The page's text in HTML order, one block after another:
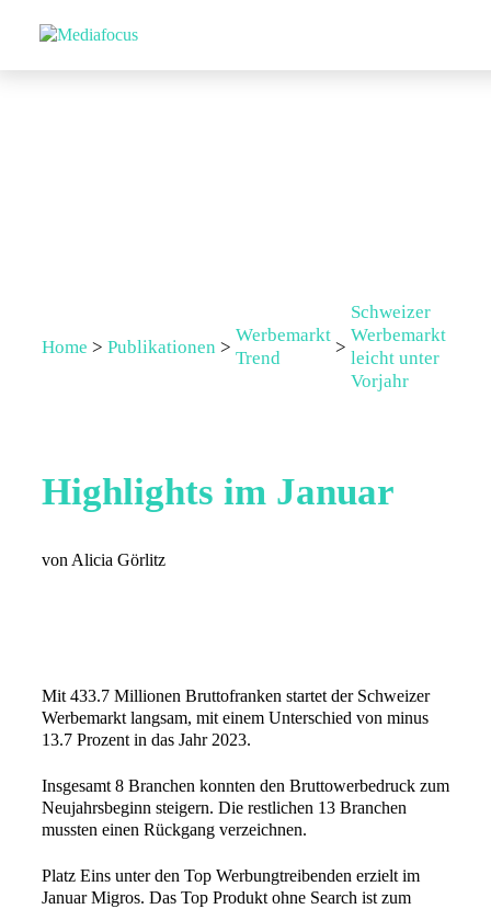
Home > Publikationen >
Werbemarkt
Trend
>
Schweizer
Werbemarkt
leicht unter
Vorjahr
Highlights im Januar
von Alicia Görlitz
Mit 433.7 Millionen Bruttofranken startet der Schweizer
Werbemarkt langsam, mit einem Unterschied von minus
13.7 Prozent in das Jahr 2023.
Insgesamt 8 Branchen konnten den Bruttowerbedruck zum
Neujahrsbeginn steigern. Die restlichen 13 Branchen
mussten einen Rückgang verzeichnen.
Platz Eins unter den Top Werbungtreibenden erzielt im
Januar Migros. Das Top Produkt ohne Search ist zum